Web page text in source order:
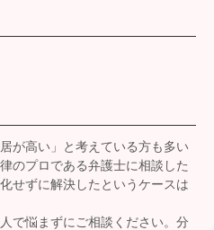
が高い」と考えている方も多い
のプロである弁護士に相談した
せずに解決したというケースは
で悩まずにご相談ください。分